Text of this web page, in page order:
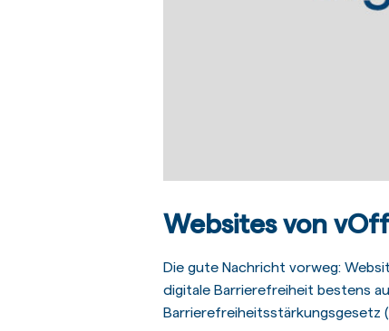
Websites von
Die gute Nachricht vorweg:
digitale Barrierefreiheit bestens
Barrierefreiheitsstärkungsgesetz